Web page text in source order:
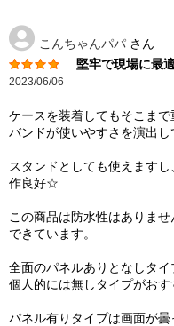
こんちゃんパパ さん
堅牢で現場に最
2023/06/06
ケースを装着してもそこまで
バンドが使いやすさを演出し
スタンドとしても使えます
作良好☆
この商品は防水性はありま
できています。
全面のパネルありとなしタイ
個人的には無しタイプがおす
パネル有りタイプは画面が